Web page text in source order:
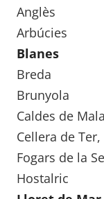
Caldes de
Cellera
Fogars